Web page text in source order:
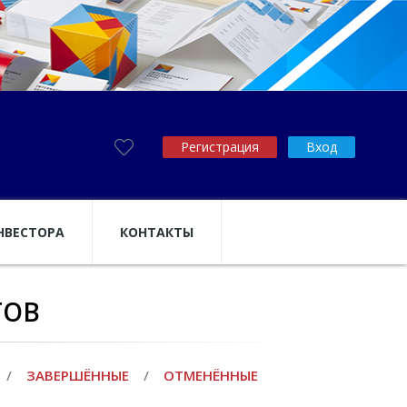
Регистрация Вход
КОНТАКТЫ
/ ЗАВЕРШЁННЫЕ / ОТМЕНЁННЫЕ